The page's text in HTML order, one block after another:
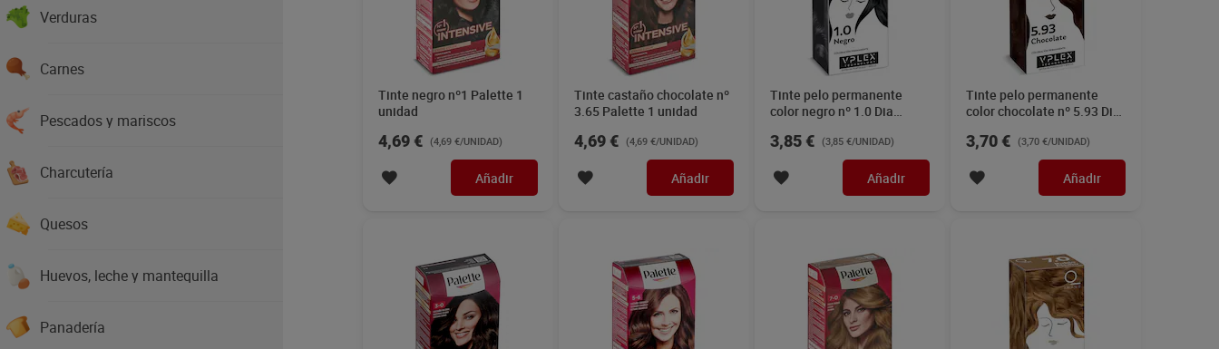
Verduras
Carnes
Pescados y mariscos
Charcutería
Quesos
Huevos, leche y mantequilla
Panadería
Tinte negro nº1 Palette 1
unidad
4,69 € (4,69 €/UNIDAD)
Añadir
Tinte castaño chocolate nº
3.65 Palette 1 unidad
4,69 € (4,69 €/UNIDAD)
Añadir
Tinte pelo permanente
color negro nº 1.0 Dia
3,85 € (3,85 €/UNIDAD)
Añadir
Tinte pelo permanente
color chocolate nº 5.93 Dia
3,70 € (3,70 €/UNIDAD)
Añadir